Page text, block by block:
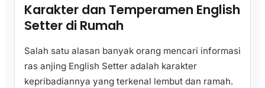
Karakter dan Temperamen English
Setter di Rumah
Salah satu alasan banyak orang mencari informasi
ras anjing English Setter adalah karakter
kepribadiannya yang terkenal lembut dan ramah.